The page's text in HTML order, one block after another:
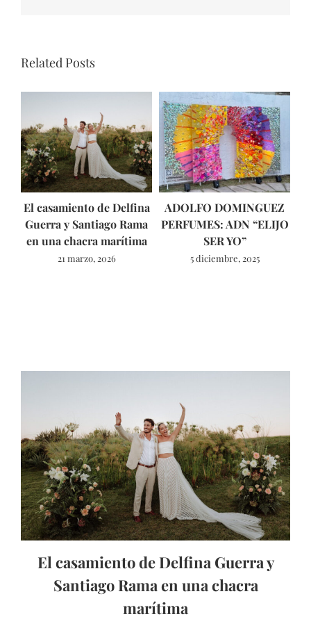
Related Posts
El casamiento de Delfina
Guerra y Santiago Rama
en una chacra marítima
21 marzo, 2026
ADOLFO DOMINGUEZ
PERFUMES: ADN “ELIJO
SER YO”
5 diciembre, 2025
El casamiento de Delfina Guerra y
Santiago Rama en una chacra
marítima